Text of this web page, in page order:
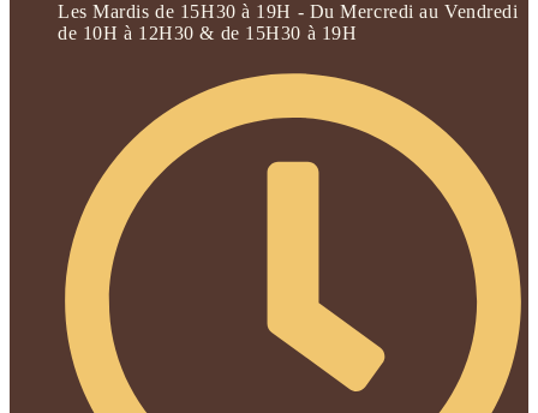
Les Mardis de 15H30 à 19H - Du Mercredi au Vendredi
de 10H à 12H30 & de 15H30 à 19H